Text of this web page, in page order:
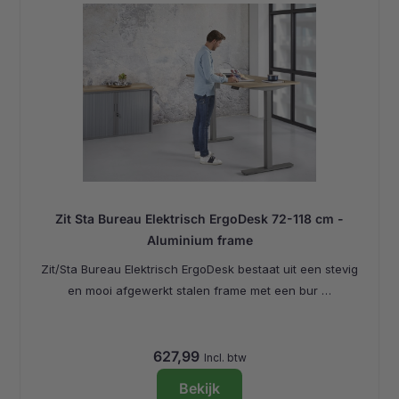
Zit Sta Bureau Elektrisch ErgoDesk 72-118 cm -
Aluminium frame
Zit/Sta Bureau Elektrisch ErgoDesk bestaat uit een stevig
en mooi afgewerkt stalen frame met een bur …
627,99 Incl. btw
Bekijk